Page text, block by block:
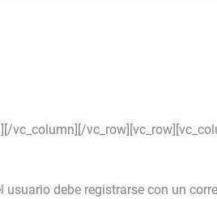
vc_column][/
usuario debe registrarse con un